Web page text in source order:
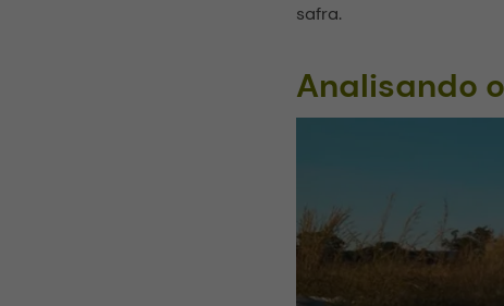
safra.
Analisando